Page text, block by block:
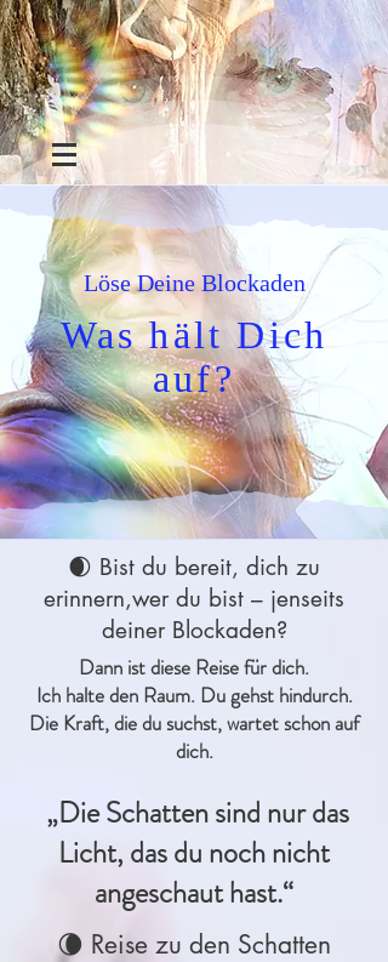
Löse Deine Blockaden
Was hält Dich
auf?
🌒 Bist du bereit, dich zu
erinnern,wer du bist – jenseits
deiner Blockaden?
Dann ist diese Reise für dich.
Ich halte den Raum. Du gehst hindurch.
Die Kraft, die du suchst, wartet schon auf
dich.
„Die Schatten sind nur das
Licht, das du noch nicht
angeschaut hast.“
🌘 Reise zu den Schatten